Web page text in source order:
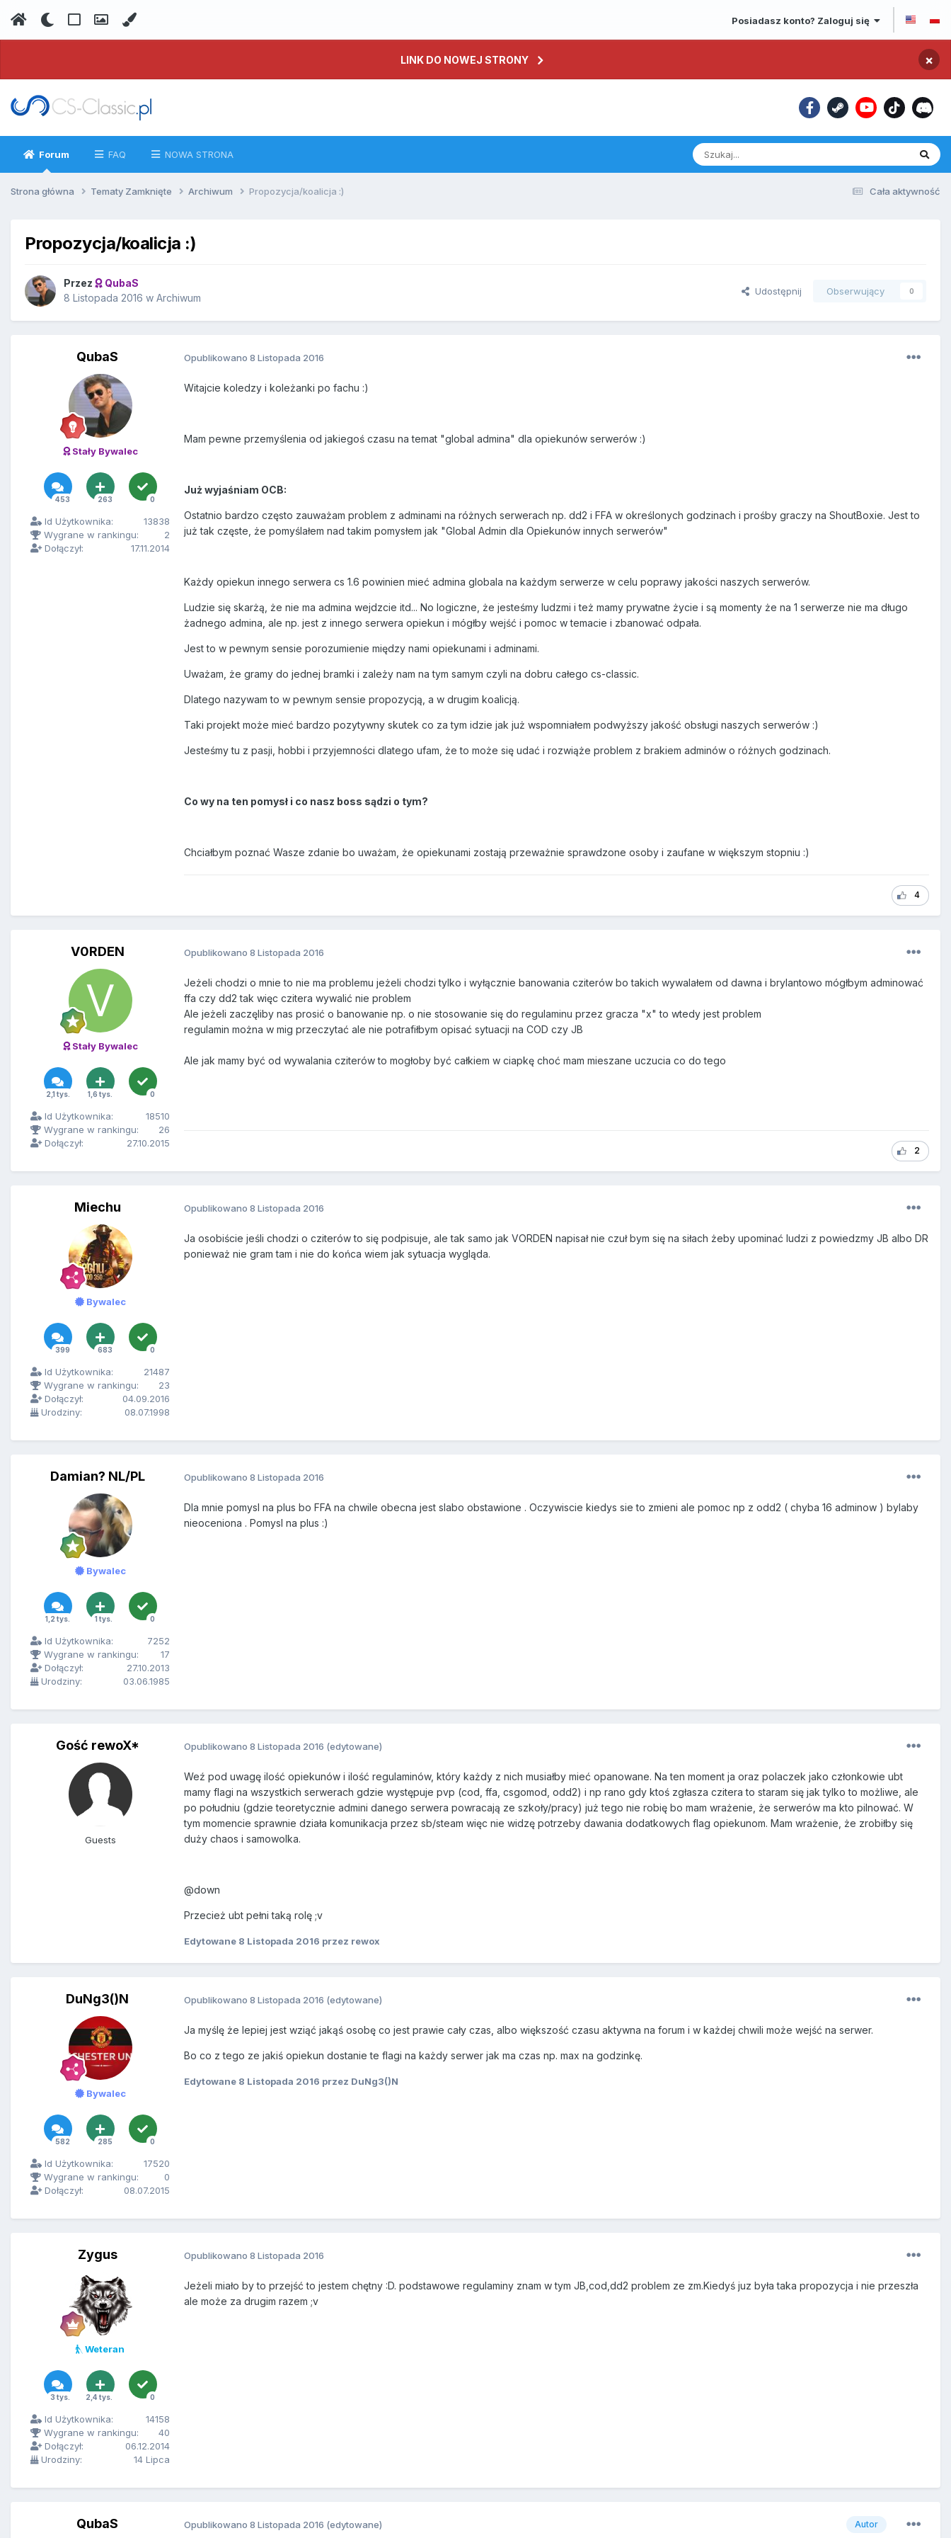
Posiadasz konto? Zaloguj się
LINK DO NOWEJ STRONY ×
Forum FAQ NOWA STRONA
Cała aktywność
Strona główna Tematy Zamknięte Archiwum Propozycja/koalicja :)
Propozycja/koalicja :)
Przez
QubaS
8 Listopada 2016 w Archiwum
Udostępnij Obserwujący 0
QubaS
Stały Bywalec
453 263 0
Id Użytkownika:
13838
Wygrane w rankingu:
2
Dołączył:
17.11.2014
Opublikowano 8 Listopada 2016
Witajcie koledzy i koleżanki po fachu :)
Mam pewne przemyślenia od jakiegoś czasu na temat "global admina" dla opiekunów serwerów :)
Już wyjaśniam OCB:
Ostatnio bardzo często zauważam problem z adminami na różnych serwerach np. dd2 i FFA w określonych godzinach i prośby graczy na ShoutBoxie. Jest to
już tak częste, że pomyślałem nad takim pomysłem jak "Global Admin dla Opiekunów innych serwerów"
Każdy opiekun innego serwera cs 1.6 powinien mieć admina globala na każdym serwerze w celu poprawy jakości naszych serwerów.
Ludzie się skarżą, że nie ma admina wejdzcie itd... No logiczne, że jesteśmy ludzmi i też mamy prywatne życie i są momenty że na 1 serwerze nie ma długo
żadnego admina, ale np. jest z innego serwera opiekun i mógłby wejść i pomoc w temacie i zbanować odpała.
Jest to w pewnym sensie porozumienie między nami opiekunami i adminami.
Uważam, że gramy do jednej bramki i zależy nam na tym samym czyli na dobru całego cs-classic.
Dlatego nazywam to w pewnym sensie propozycją, a w drugim koalicją.
Taki projekt może mieć bardzo pozytywny skutek co za tym idzie jak już wspomniałem podwyższy jakość obsługi naszych serwerów :)
Jesteśmy tu z pasji, hobbi i przyjemności dlatego ufam, że to może się udać i rozwiąże problem z brakiem adminów o różnych godzinach.
Co wy na ten pomysł i co nasz boss sądzi o tym?
Chciałbym poznać Wasze zdanie bo uważam, że opiekunami zostają przeważnie sprawdzone osoby i zaufane w większym stopniu :)
4
V0RDEN
Stały Bywalec
2,1 tys. 1,6 tys. 0
Id Użytkownika:
18510
Wygrane w rankingu:
26
Dołączył:
27.10.2015
Opublikowano 8 Listopada 2016
Jeżeli chodzi o mnie to nie ma problemu jeżeli chodzi tylko i wyłącznie banowania cziterów bo takich wywalałem od dawna i brylantowo mógłbym adminować
ffa czy dd2 tak więc czitera wywalić nie problem
Ale jeżeli zaczęliby nas prosić o banowanie np. o nie stosowanie się do regulaminu przez gracza "x" to wtedy jest problem
regulamin można w mig przeczytać ale nie potrafiłbym opisać sytuacji na COD czy JB
Ale jak mamy być od wywalania cziterów to mogłoby być całkiem w ciapkę choć mam mieszane uczucia co do tego
2
Miechu
Bywalec
399 683 0
Id Użytkownika:
21487
Wygrane w rankingu:
23
Dołączył:
04.09.2016
Urodziny:
08.07.1998
Opublikowano 8 Listopada 2016
Ja osobiście jeśli chodzi o cziterów to się podpisuje, ale tak samo jak VORDEN napisał nie czuł bym się na siłach żeby upominać ludzi z powiedzmy JB albo DR
ponieważ nie gram tam i nie do końca wiem jak sytuacja wygląda.
Damian? NL/PL
Bywalec
1,2 tys. 1 tys. 0
Id Użytkownika:
7252
Wygrane w rankingu:
17
Dołączył:
27.10.2013
Urodziny:
03.06.1985
Opublikowano 8 Listopada 2016
Dla mnie pomysl na plus bo FFA na chwile obecna jest slabo obstawione . Oczywiscie kiedys sie to zmieni ale pomoc np z odd2 ( chyba 16 adminow ) bylaby
nieoceniona . Pomysl na plus :)
Gość rewoX*
Guests
Opublikowano 8 Listopada 2016 (edytowane)
Weź pod uwagę ilość opiekunów i ilość regulaminów, który każdy z nich musiałby mieć opanowane. Na ten moment ja oraz polaczek jako członkowie ubt
mamy flagi na wszystkich serwerach gdzie występuje pvp (cod, ffa, csgomod, odd2) i np rano gdy ktoś zgłasza czitera to staram się jak tylko to możliwe, ale
po południu (gdzie teoretycznie admini danego serwera powracają ze szkoły/pracy) już tego nie robię bo mam wrażenie, że serwerów ma kto pilnować. W
tym momencie sprawnie działa komunikacja przez sb/steam więc nie widzę potrzeby dawania dodatkowych flag opiekunom. Mam wrażenie, że zrobiłby się
duży chaos i samowolka.
@down
Przecież ubt pełni taką rolę ;v
Edytowane 8 Listopada 2016 przez rewox
DuNg3()N
Bywalec
582 285 0
Id Użytkownika:
17520
Wygrane w rankingu:
0
Dołączył:
08.07.2015
Opublikowano 8 Listopada 2016 (edytowane)
Ja myślę że lepiej jest wziąć jakąś osobę co jest prawie cały czas, albo większość czasu aktywna na forum i w każdej chwili może wejść na serwer.
Bo co z tego ze jakiś opiekun dostanie te flagi na każdy serwer jak ma czas np. max na godzinkę.
Edytowane 8 Listopada 2016 przez DuNg3()N
Zygus
Weteran
3 tys. 2,4 tys. 0
Id Użytkownika:
14158
Wygrane w rankingu:
40
Dołączył:
06.12.2014
Urodziny:
14 Lipca
Opublikowano 8 Listopada 2016
Jeżeli miało by to przejść to jestem chętny :D. podstawowe regulaminy znam w tym JB,cod,dd2 problem ze zm.Kiedyś juz była taka propozycja i nie przeszła
ale może za drugim razem ;v
QubaS Autor
Opublikowano 8 Listopada 2016 (edytowane)